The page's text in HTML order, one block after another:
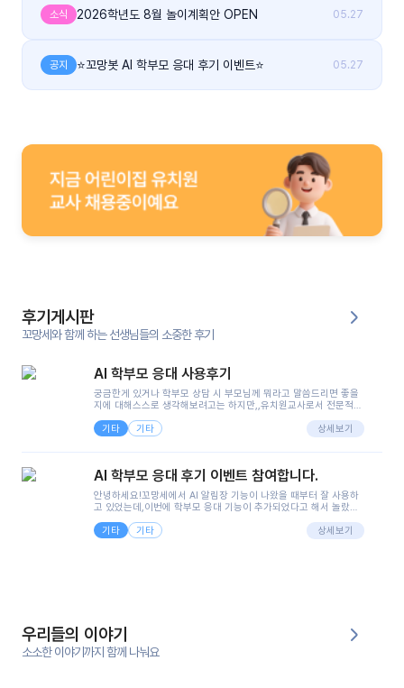
소식 2026학년도 8월 놀이계획안 OPEN 05.27
공지 ⭐꼬망봇 AI 학부모 응대 후기 이벤트⭐ 05.27
후기게시판
꼬망세와 함께 하는 선생님들의 소중한 후기
AI 학부모 응대 사용후기
궁금한게 있거나 학부모 상담 시 부모님께 뭐라고 말씀드리면 좋을
지에 대해스스로 생각해보려고는 하지만,,유치원교사로서 전문적인
려니 어려울때가...^^(저만 그런거 아니죠 ㅜㅜ)꼬망봇의 장점은 지
피티나 제미나이는 몇세이고 여자인지 남자인지 등그래도 좀 기본
정보를 제공하면서 물어봐야할 때가 있어그때마다 정보를 입력하는
으셔서 고민이 됐는데ai 학부모 응대를 써볼 수 있어서 좋았어요!앞
면..)그리고 제가 신입 때 이게 있었더라면 ㅜㅜㅜㅜ?응대 팁이 정말
좋은거 같아요지금은 그래도 아이들이 잘 이해 되지만초임 때는 정
말 어려워서 항상다른 선생님들께 도움을 요청했었거든요..ㅠ*일지
쓸 때도 좀 도움이 되는 거 같아요!
기타 기타 상세보기
AI 학부모 응대 후기 이벤트 참여합니다.
안녕하세요!꼬망세에서 AI 알림장 기능이 나왔을 때부터 잘 사용하
고 있었는데,이번에 학부모 응대 기능이 추가되었다고 해서 놀랐습
님 응대에 더 많은 부담을 느끼고 있습니다 ㅠㅠ이번에 제가 원에서
겪은 일과 학부모님께 전달드렸던 내용을 함께 보시고,저와 비슷한
을 많이 하는데,꼬망봇 덕분에 고민하는 시간을 줄이고 학부모님을
안심시킬 수 있었습니다.이 부분은 꼬망봇이 추가로 알려준 응대 tip
입니다.학부모님께 전화를 드리기 전에, 내용을 숙지하여 좀 더 전문
성 있는 교사가 되어 대화를 나눌 수 있었습니다.꼬망세 AI학부모 응
기타 기타 상세보기
우리들의 이야기
소소한 이야기까지 함께 나눠요